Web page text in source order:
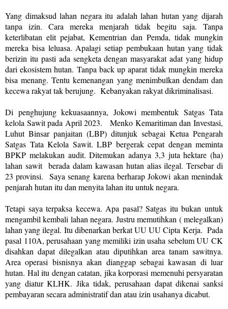
Yang dimaksud lahan negara itu adalah lahan hutan yang dijarah
tanpa izin. Cara mereka menjarah tidak begitu saja. Tanpa
keterlibatan elit pejabat, Kementrian dan Pemda, tidak mungkin
mereka bisa leluasa. Apalagi setiap pembukaan hutan yang tidak
berizin itu pasti ada sengketa dengan masyarakat adat yang hidup
dari ekosistem hutan. Tanpa back up aparat tidak mungkin mereka
bisa menang. Tentu kemenangan yang menimbulkan dendam dan
kecewa rakyat tak berujung. Kebanyakan rakyat dikriminalisasi.
Di penghujung kekuasaannya, Jokowi membentuk Satgas Tata
kelola Sawit pada April 2023. Menko Kemaritiman dan Investasi,
Luhut Binsar panjaitan (LBP) ditunjuk sebagai Ketua Pengarah
Satgas Tata Kelola Sawit. LBP bergerak cepat dengan meminta
BPKP melakukan audit. Ditemukan adanya 3,3 juta hektare (ha)
lahan sawit
berada dalam kawasan hutan alias ilegal. Tersebar di
23 provinsi.
Saya senang karena berharap Jokowi akan menindak
penjarah hutan itu dan menyita lahan itu untuk negara.
Tetapi saya terpaksa kecewa. Apa pasal? Satgas itu bukan untuk
mengambil kembali lahan negara. Justru memutihkan ( melegalkan)
lahan yang ilegal. Itu dibenarkan berkat UU UU Cipta Kerja. Pada
pasal 110A, perusahaan yang memiliki izin usaha sebelum UU CK
disahkan dapat dilegalkan atau diputihkan area tanam sawitnya.
Area operasi bisnisnya akan dianggap sebagai kawasan di luar
hutan. Hal itu dengan catatan, jika korporasi memenuhi persyaratan
yang diatur KLHK. Jika tidak, perusahaan dapat dikenai sanksi
pembayaran secara administratif dan atau izin usahanya dicabut.